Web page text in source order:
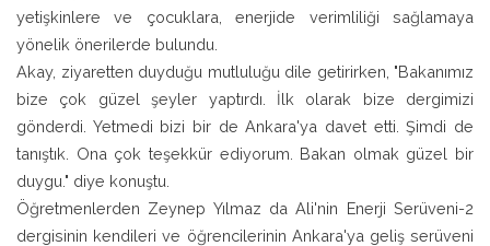
yetişkinlere ve çocuklara, enerjide verimliliği sağlamaya
yönelik önerilerde bulundu.
Akay, ziyaretten duyduğu mutluluğu dile getirirken, "Bakanımız
bize çok güzel şeyler yaptırdı. İlk olarak bize dergimizi
gönderdi. Yetmedi bizi bir de Ankara'ya davet etti. Şimdi de
tanıştık. Ona çok teşekkür ediyorum. Bakan olmak güzel bir
duygu." diye konuştu.
Öğretmenlerden Zeynep Yılmaz da Ali'nin Enerji Serüveni-2
dergisinin kendileri ve öğrencilerinin Ankara'ya geliş serüveni